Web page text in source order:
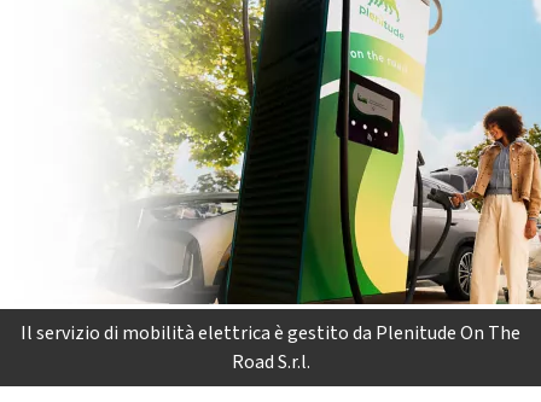
Il servizio di mobilità elettrica è gestito da Plenitude On The
Road S.r.l.